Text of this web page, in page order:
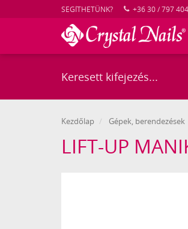
SEGÍTHETÜNK? +36 30 / 797
Kezdőlap Gépek, berendezések
Nails
LIFT-UP